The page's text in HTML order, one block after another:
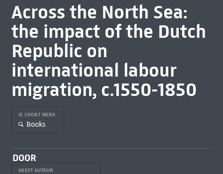
Across the North Sea:
the impact of the Dutch
Republic on
international labour
migration, c.1550-1850
IS SOORT WERK
Books
DOOR
HEEFT AUTEUR